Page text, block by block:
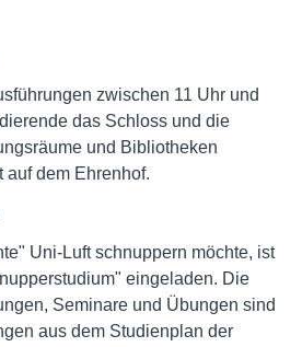
zwischen 11 Uhr und
das Schloss und die
und Bibliotheken
auf dem Ehrenhof.
Uni-Luft schnuppern möchte, ist
eingeladen. Die
Seminare und Übungen sind
aus dem Studienplan der